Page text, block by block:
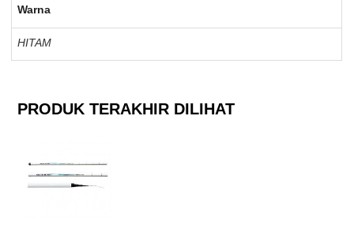
Warna
HITAM
PRODUK TERAKHIR DILIHAT